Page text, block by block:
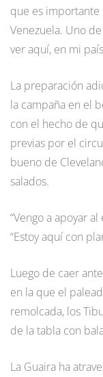
que es
Venezuela. Uno
ver aquí, en mi
La preparación
la campaña en el
con el hecho de
previas por el
bueno de
salados.
“Vengo a apoyar
“Estoy aquí con
Luego de caer
en la que el
remolcada, los
de la tabla con
La Guaira ha